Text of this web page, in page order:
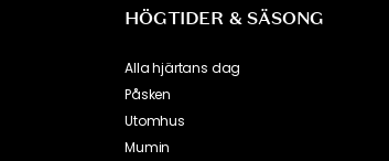
HÖGTIDER & SÄSONG
Alla hjärtans dag
Påsken
Utomhus
Mumin